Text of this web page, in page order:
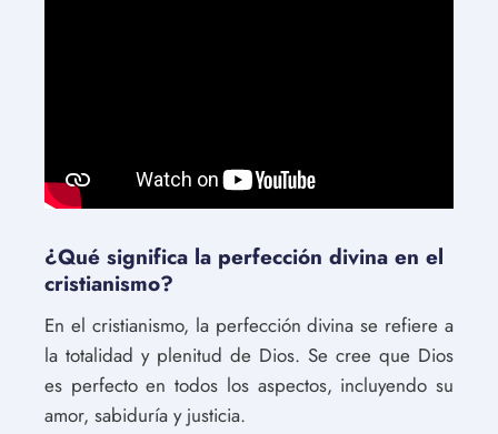
¿Qué significa la perfección divina en el
cristianismo?
En el cristianismo, la perfección divina se refiere a
la totalidad y plenitud de Dios. Se cree que Dios
es perfecto en todos los aspectos, incluyendo su
amor, sabiduría y justicia.